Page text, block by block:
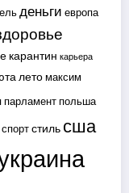
деньги европа
карантин карьера
летомаксим
парламентпольша
спортстиль сша